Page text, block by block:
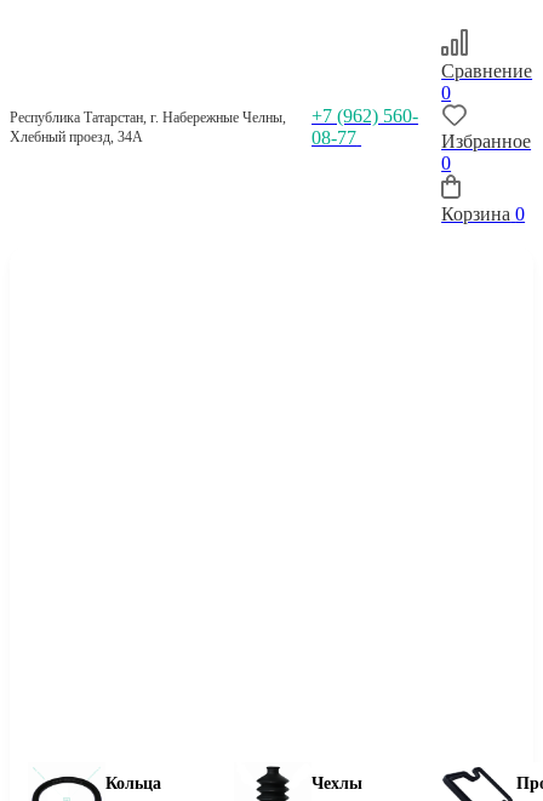
Республика Татарстан, г. Набережные Челны,
Хлебный проезд, 34А
+7 (962) 560-
08-77
Сравнение
0
Избранное
0
Корзина 0
Кольца Чехлы